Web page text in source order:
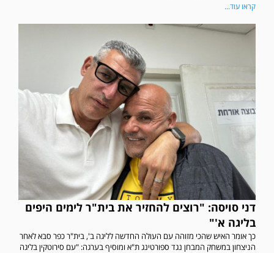
קראו עוד...
דני סויסה: "רוצים להחזיר את בית"ר לימים היפים
בליגה א'"
כך אומר האיש שהכי מזוהה עם העולה החדשה לליגה ב', בית"ר כפר סבא לאחר
הניצחון במשחק המבחן נגד ספורטינג ת"א ומוסיף בערגה: "עם סירוטקין בליגה